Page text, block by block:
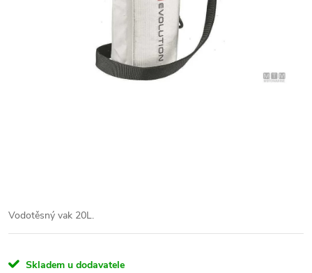
Vodotěsný vak 20L.
Skladem u dodavatele